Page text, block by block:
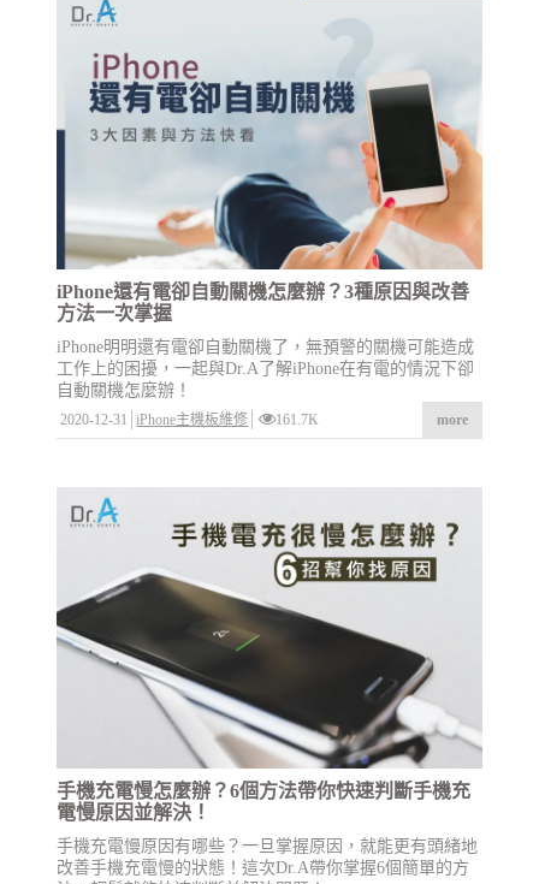
iPhone還有電卻自動關機怎麼辦？3種原因與改善
方法一次掌握
iPhone明明還有電卻自動關機了，無預警的關機可能造成
工作上的困擾，一起與Dr.A了解iPhone在有電的情況下卻
自動關機怎麼辦！
2020-12-31 iPhone主機板維修 161.7K more
手機充電慢怎麼辦？6個方法帶你快速判斷手機充
電慢原因並解決！
手機充電慢原因有哪些？一旦掌握原因，就能更有頭緒地
改善手機充電慢的狀態！這次Dr.A帶你掌握6個簡單的方